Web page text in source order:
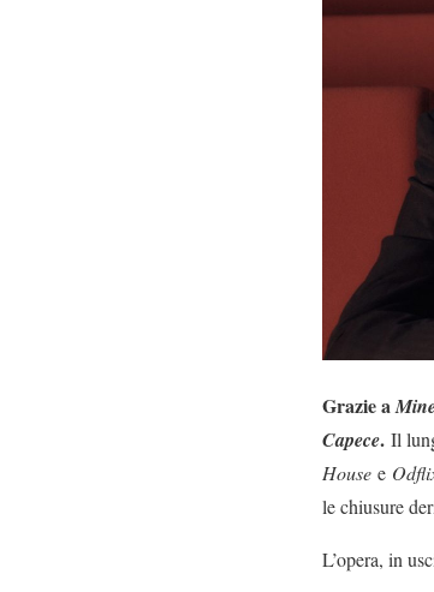
Grazie a
Capece. Il
House e
le chiusure
L’opera, in